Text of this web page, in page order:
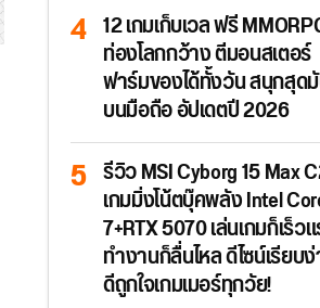
12 เกมเก็บเวล ฟรี
ท่องโลกกว้าง ตีมอนสเตอร์
ฟาร์มของได้ทั้งวัน สนุกสุด
บนมือถือ อัปเดตปี 2026
รีวิว MSI Cyborg 15 Max
เกมมิ่งโน้ตบุ๊คพลัง Intel
7+RTX 5070 เล่นเกมก็เร็ว
ทำงานก็ลื่นไหล ดีไซน์เรียบ
ดีถูกใจเกมเมอร์ทุกวัย!